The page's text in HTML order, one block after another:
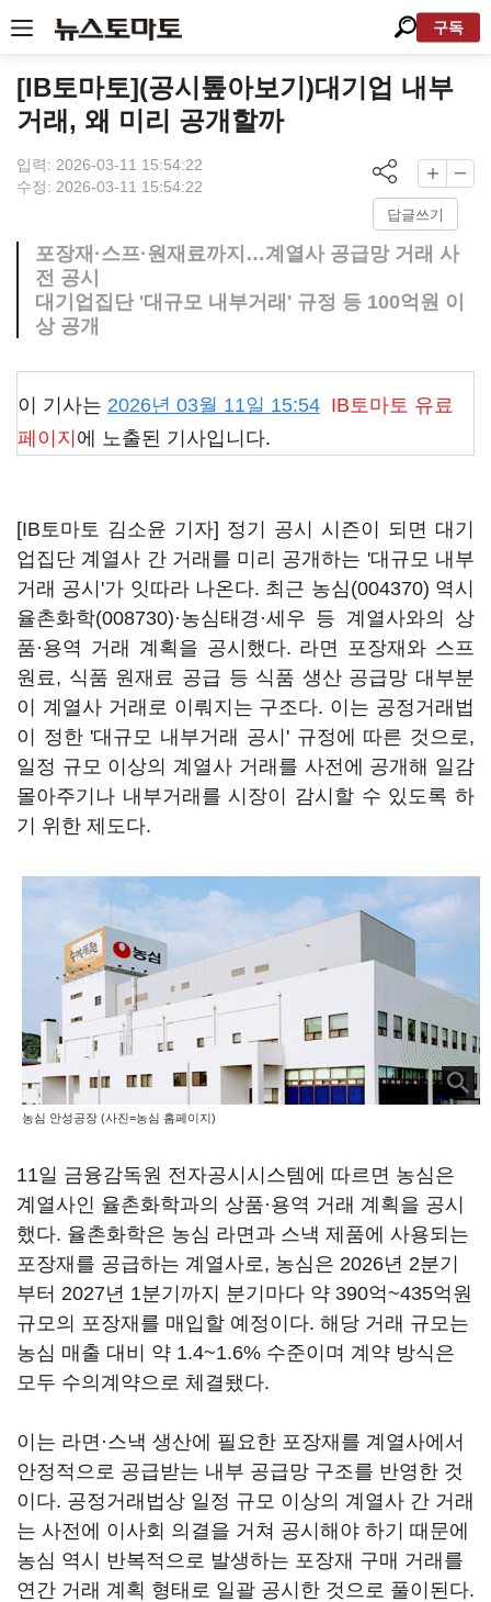
구독
[IB토마토](공시톺아보기)대기업 내부
거래, 왜 미리 공개할까
입력: 2026-03-11 15:54:22
수정: 2026-03-11 15:54:22
답글쓰기
포장재·스프·원재료까지…계열사 공급망 거래 사
전 공시
대기업집단 '대규모 내부거래' 규정 등 100억원 이
상 공개
이 기사는 2026년 03월 11일 15:54 IB토마토 유료
페이지 에 노출된 기사입니다.
[IB토마토 김소윤 기자] 정기 공시 시즌이 되면 대기
업집단 계열사 간 거래를 미리 공개하는 '대규모 내부
거래 공시'가 잇따라 나온다. 최근 농심(004370) 역시
율촌화학(008730)·농심태경·세우 등 계열사와의 상
품·용역 거래 계획을 공시했다. 라면 포장재와 스프
원료, 식품 원재료 공급 등 식품 생산 공급망 대부분
이 계열사 거래로 이뤄지는 구조다. 이는 공정거래법
이 정한 '대규모 내부거래 공시' 규정에 따른 것으로,
일정 규모 이상의 계열사 거래를 사전에 공개해 일감
몰아주기나 내부거래를 시장이 감시할 수 있도록 하
기 위한 제도다.
농심 안성공장 (사진=농심 홈페이지)
11일 금융감독원 전자공시시스템에 따르면 농심은
계열사인 율촌화학과의 상품·용역 거래 계획을 공시
했다. 율촌화학은 농심 라면과 스낵 제품에 사용되는
포장재를 공급하는 계열사로, 농심은 2026년 2분기
부터 2027년 1분기까지 분기마다 약 390억~435억원
규모의 포장재를 매입할 예정이다. 해당 거래 규모는
농심 매출 대비 약 1.4~1.6% 수준이며 계약 방식은
모두 수의계약으로 체결됐다.
이는 라면·스낵 생산에 필요한 포장재를 계열사에서
안정적으로 공급받는 내부 공급망 구조를 반영한 것
이다. 공정거래법상 일정 규모 이상의 계열사 간 거래
는 사전에 이사회 의결을 거쳐 공시해야 하기 때문에
농심 역시 반복적으로 발생하는 포장재 구매 거래를
연간 거래 계획 형태로 일괄 공시한 것으로 풀이된다.